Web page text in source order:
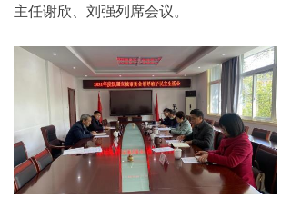
主任谢欣、刘强列席会议。